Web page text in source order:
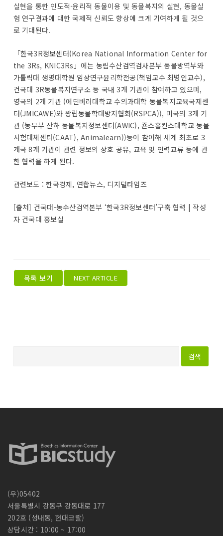
실현을 통한 인도적·윤리적 동물이용 및 동물복지의 실현, 동물실
험 연구결과에 대한 국제적 신뢰도 향상에 크게 기여하게 될 것으
로 기대된다.
「한국3R정보센터(Korea National Information Center for
the 3Rs, KNIC3Rs」에는 농림수산검역검사본부 동물방역부와
가톨릭대 생명대학원 임상연구윤리학전공(책임교수 최병인교수),
건국대 3R동물복지연구소 등 국내 3개 기관이 참여하고 있으며,
영국의 2개 기관 (에딘버러대학교 수의과대학 동물복지교육국제센
터(JMICAWE)와 왕립동물학대방지협회(RSPCA)), 미국의 3개 기
관 (농무부 산하 동물복지정보센터(AWIC), 죤스홉킨스대학교 동물
시험대체센타(CAAT), Animalearn))등이 참여해 세계 최초로 3
개국 8개 기관이 관련 정보의 상호 공유, 교육 및 인력교류 등에 관
한 협력을 하게 된다.
관련보도 : 한국경제, 연합뉴스, 디지털타임즈
[출처] 건국대-농수산검역본부 ‘한국3R정보센터’구축 협력 | 작성
자 건국대 홍보실
목록 보기 NEXT ARTICLE
(우)05402
서울특별시 강동구 강동대로 177
202호 (성내동, 현대코랄)
상담시간 : 10:00 ~ 17:00